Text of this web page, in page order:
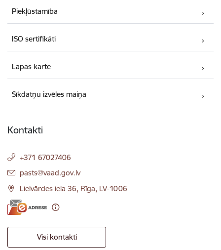
Piekļūstamība
ISO sertifikāti
Lapas karte
Sīkdatņu izvēles maiņa
Kontakti
+371 67027406
E-pasts:
pasts@vaad.gov.lv
Lielvārdes iela 36, Rīga, LV-1006
Visi kontakti